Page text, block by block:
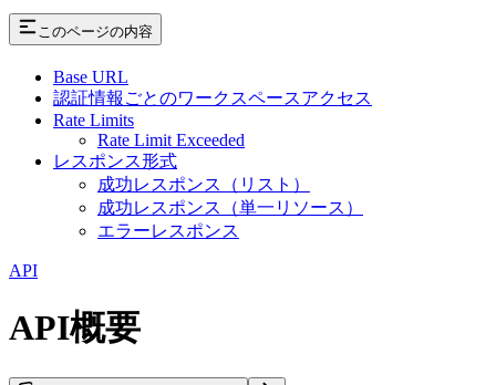
このページの内容
Base URL
認証情報ごとのワークスペースアクセス
Rate Limits
Rate Limit Exceeded
レスポンス形式
成功レスポンス（リスト）
成功レスポンス（単一リソース）
エラーレスポンス
API
API概要